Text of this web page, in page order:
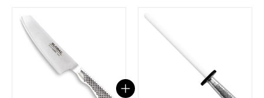
Carrousel van gebundelde producten